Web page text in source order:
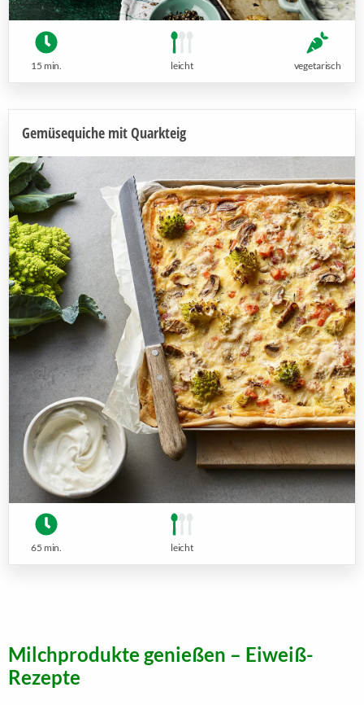
15 min. leicht vegetarisch
Gemüsequiche mit Quarkteig
65 min. leicht
Milchprodukte genießen – Eiweiß-
Rezepte